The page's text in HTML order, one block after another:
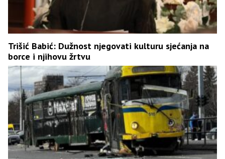
Trišić Babić: Dužnost njegovati kulturu sjećanja na
borce i njihovu žrtvu